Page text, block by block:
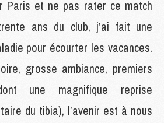
Paris et ne pas rater ce match
ans du club, j’ai fait une
pour écourter les vacances.
grosse ambiance, premiers
une magnifique reprise
du tibia), l’avenir est à nous